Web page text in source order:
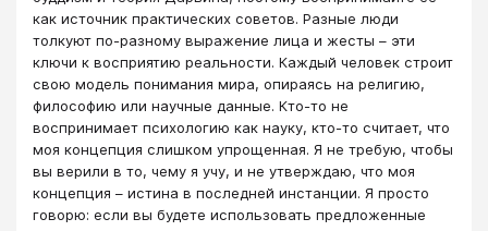
как источник практических советов. Разные люди
толкуют по-разному выражение лица и жесты – эти
ключи к восприятию реальности. Каждый человек строит
свою модель понимания мира, опираясь на религию,
философию или научные данные. Кто-то не
воспринимает психологию как науку, кто-то считает, что
моя концепция слишком упрощенная. Я не требую, чтобы
вы верили в то, чему я учу, и не утверждаю, что моя
концепция – истина в последней инстанции. Я просто
говорю: если вы будете использовать предложенные